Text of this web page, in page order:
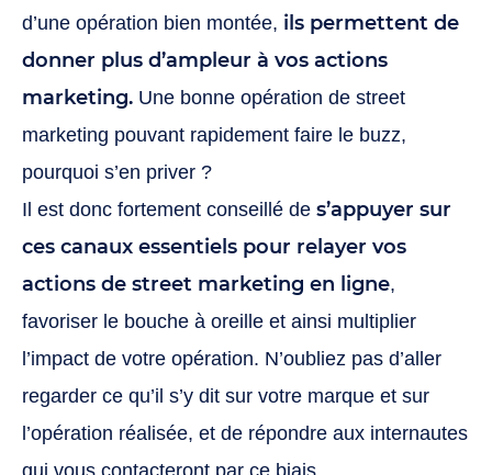
d’une opération bien montée, ils permettent de
donner plus d’ampleur à vos actions
marketing. Une bonne opération de street
marketing pouvant rapidement faire le buzz,
pourquoi s’en priver ?
Il est donc fortement conseillé de s’appuyer sur
ces canaux essentiels pour relayer vos
actions de street marketing en ligne,
favoriser le bouche à oreille et ainsi multiplier
l’impact de votre opération. N’oubliez pas d’aller
regarder ce qu’il s’y dit sur votre marque et sur
l’opération réalisée, et de répondre aux internautes
qui vous contacteront par ce biais.